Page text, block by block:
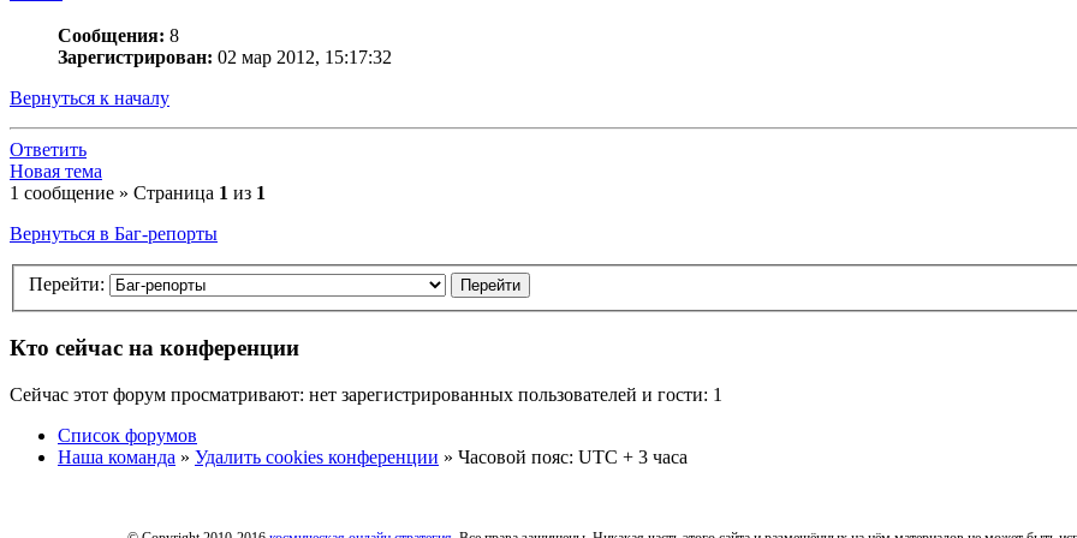
Сообщения: 8
Зарегистрирован: 02 мар 2012, 15:17:32
Вернуться к началу
Ответить
Новая тема
1 сообщение » Страница 1 из 1
Вернуться в Баг-репорты
Перейти:
Кто сейчас на конференции
Сейчас этот форум просматривают: нет зарегистрированных пользователей и гости: 1
Список форумов
Наша команда » Удалить cookies конференции » Часовой пояс: UTC + 3 часа